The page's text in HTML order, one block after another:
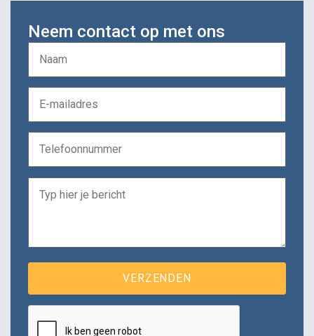
Neem contact op met ons